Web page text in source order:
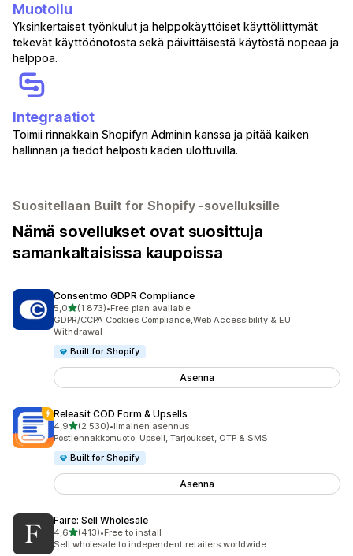
Muotoilu
Yksinkertaiset työnkulut ja helppokäyttöiset käyttöliittymät
tekevät käyttöönotosta sekä päivittäisestä käytöstä nopeaa ja
helppoa.
Integraatiot
Toimii rinnakkain Shopifyn Adminin kanssa ja pitää kaiken
hallinnan ja tiedot helposti käden ulottuvilla.
Suositellaan Built for Shopify ‑sovelluksille
Nämä sovellukset ovat suosittuja
samankaltaisissa kaupoissa
Consentmo GDPR Compliance
5,0/ 5 tähteä
(1 873)
1873 arvostelua yhteensä
•Free plan available
GDPR/CCPA Cookies Compliance,Web Accessibility & EU
Withdrawal
Built for Shopify
Asenna
Releasit COD Form & Upsells
4,9/ 5 tähteä
(2 530)
2530 arvostelua yhteensä
•Ilmainen asennus
Postiennakkomuoto: Upsell, Tarjoukset, OTP & SMS
Built for Shopify
Asenna
Faire: Sell Wholesale
4,6/ 5 tähteä
(413)
413 arvostelua yhteensä
•Free to install
Sell wholesale to independent retailers worldwide